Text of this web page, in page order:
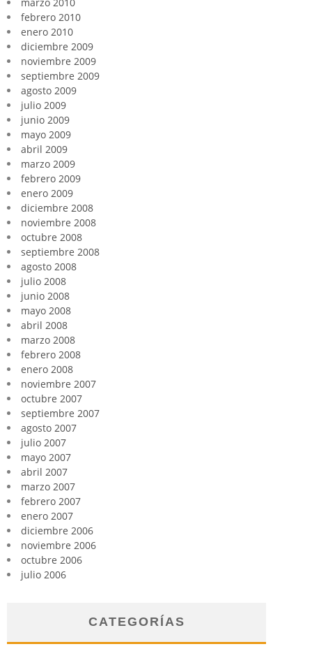
marzo 2010
febrero 2010
enero 2010
diciembre 2009
noviembre 2009
septiembre 2009
agosto 2009
julio 2009
junio 2009
mayo 2009
abril 2009
marzo 2009
febrero 2009
enero 2009
diciembre 2008
noviembre 2008
octubre 2008
septiembre 2008
agosto 2008
julio 2008
junio 2008
mayo 2008
abril 2008
marzo 2008
febrero 2008
enero 2008
noviembre 2007
octubre 2007
septiembre 2007
agosto 2007
julio 2007
mayo 2007
abril 2007
marzo 2007
febrero 2007
enero 2007
diciembre 2006
noviembre 2006
octubre 2006
julio 2006
CATEGORÍAS